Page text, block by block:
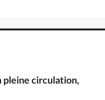
pleine circulation,